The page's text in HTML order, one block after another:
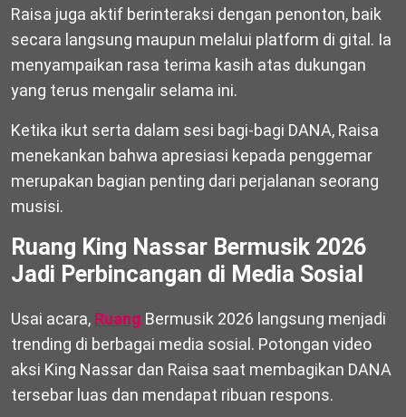
Raisa juga aktif berinteraksi dengan penonton, baik
secara langsung maupun melalui platform di gital. Ia
menyampaikan rasa terima kasih atas dukungan
yang terus mengalir selama ini.
Ketika ikut serta dalam sesi bagi-bagi DANA, Raisa
menekankan bahwa apresiasi kepada penggemar
merupakan bagian penting dari perjalanan seorang
musisi.
Ruang King Nassar Bermusik 2026
Jadi Perbincangan di Media Sosial
Usai acara, Ruang Bermusik 2026 langsung menjadi
trending di berbagai media sosial. Potongan video
aksi King Nassar dan Raisa saat membagikan DANA
tersebar luas dan mendapat ribuan respons.